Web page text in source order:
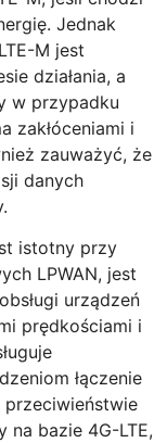
Jednak
M jest
działania, a
w przypadku
zakłóceniami i
zauważyć, że
danych
istotny przy
LPWAN, jest
urządzeń
prędkościami i
łączenie
przeciwieństwie
na bazie 4G-LTE,